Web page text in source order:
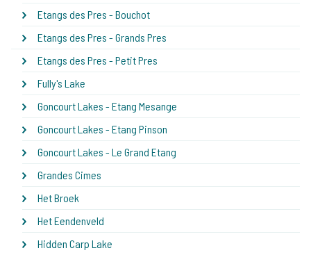
Etangs des Pres - Bouchot
Etangs des Pres - Grands Pres
Etangs des Pres - Petit Pres
Fully's Lake
Goncourt Lakes - Etang Mesange
Goncourt Lakes - Etang Pinson
Goncourt Lakes - Le Grand Etang
Grandes Cimes
Het Broek
Het Eendenveld
Hidden Carp Lake